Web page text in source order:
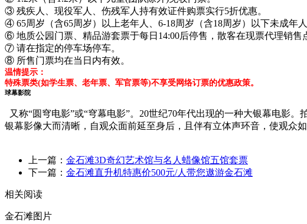
③ 残疾人、现役军人、伤残军人持有效证件购票实行5折优惠。
④ 65周岁（含65周岁）以上老年人、6-18周岁（含18周岁）以下未成年
⑥ 地质公园门票、精品游套票于每日14:00后停售，散客在现票代理销售
⑦ 请在指定的停车场停车。
⑧ 所售门票均在当日内有效。
温情提示：
特殊票类(如学生票、老年票、军官票等)不享受网络订票的优惠政策。
球幕影院
又称“圆穹电影”或“穹幕电影”。20世纪70年代出现的一种大银幕电影
银幕影像大而清晰，自观众面前延至身后，且伴有立体声环音，使观众
上一篇： 金石滩3D奇幻艺术馆与名人蜡像馆五馆套票
下一篇： 金石滩直升机特惠价500元/人带您遨游金石滩
相关阅读
金石滩图片